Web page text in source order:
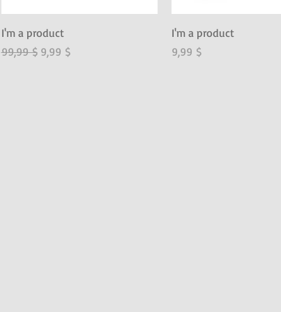
Schnellansicht
I'm a product
Standardpreis
99,99 $ Sale-Preis
9,99 $
Schnellansicht
I'm a product
Preis
9,99 $